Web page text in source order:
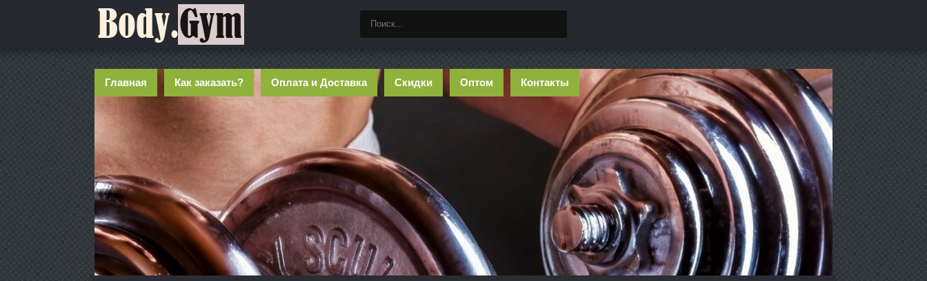
Главная Как заказать? Оплата и Доставка Скидки Оптом Контакты